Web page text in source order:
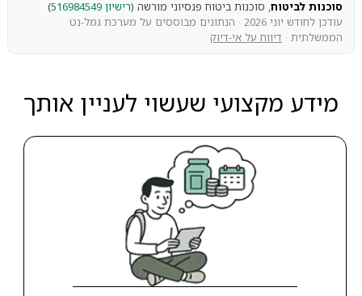
סוכנות לביטוח, סוכנות ביטוח פנסיוני מורשה (רישיון 516984549
)
עודכן לחודש יוני 2026 · הנתונים מבוססים על מערכת גמל-נט
הממשלתית · דיווח על אי-דיוק
מידע מקצועי שעשוי לעניין אותך